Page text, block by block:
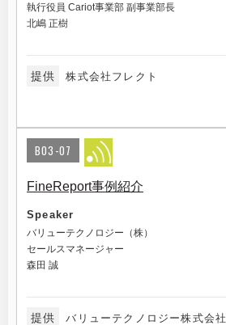
執行役員 Cariot事業部 副事業部長
北嶋 正樹
提供 株式会社フレクト
B03-07
FineReport事例紹介
Speaker
バリューテクノロジー（株）
セールスマネージャー
森田 誠
提供 バリューテクノロジー株式会社